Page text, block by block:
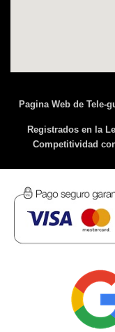
Pagina Web de Tele-
Registrados en la
Competitividad